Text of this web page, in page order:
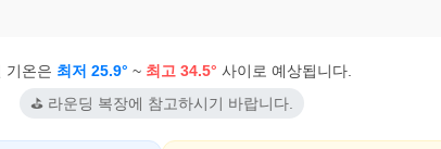
기온은 최저 25.9° ~ 최고 34.5° 사이로 예상됩니다.
⛳ 라운딩 복장에 참고하시기 바랍니다.